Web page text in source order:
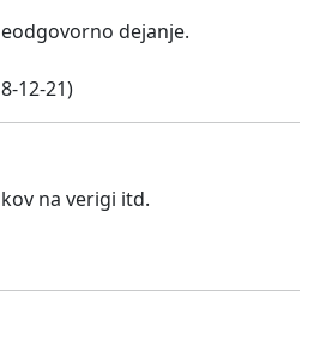
dejanje.
12-21)
na verigi itd.